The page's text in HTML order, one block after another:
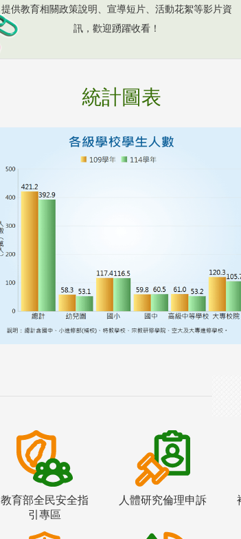
提供教育相關政策說明、宣導短片、活動花絮等影片資
訊，歡迎踴躍收看！
統計圖表
教育部全民安全指
引專區
人體研究倫理申訴